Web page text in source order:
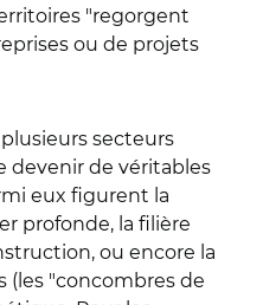
"regorgent
ou de projets
secteurs
devenir de véritables
eux figurent la
profonde, la filière
ou encore la
(les "concombres de